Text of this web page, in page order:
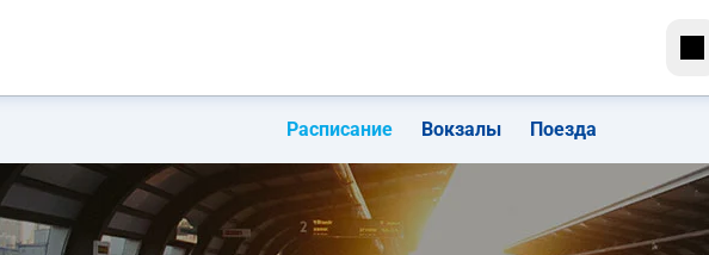
Расписание Вокзалы Поезда